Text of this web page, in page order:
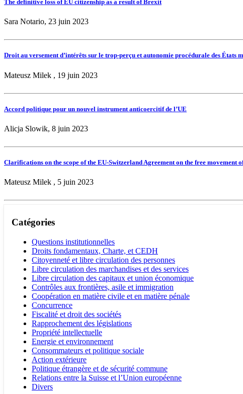
The definitive loss of EU citizenship as a result of Brexit
Sara Notario, 23 juin 2023
Droit au versement d’intérêts sur le trop-perçu et autonomie procédurale des États
Mateusz Milek , 19 juin 2023
Accord politique pour un nouvel instrument anticoercitif de l’UE
Alicja Slowik, 8 juin 2023
Clarifications on the scope of the EU-Switzerland Agreement on the free movement
Mateusz Milek , 5 juin 2023
Catégories
Questions institutionnelles
Droits fondamentaux, Charte, et CEDH
Citoyenneté et libre circulation des personnes
Libre circulation des marchandises et des services
Libre circulation des capitaux et union économique
Contrôles aux frontières, asile et immigration
Coopération en matière civile et en matière pénale
Concurrence
Fiscalité et droit des sociétés
Rapprochement des législations
Propriété intellectuelle
Energie et environnement
Consommateurs et politique sociale
Action extérieure
Politique étrangère et de sécurité commune
Relations entre la Suisse et l’Union européenne
Divers